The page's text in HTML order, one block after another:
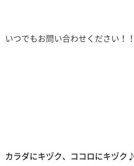
いつでもお問い合わせください！！
カラダにキヅク、ココロにキヅク♪